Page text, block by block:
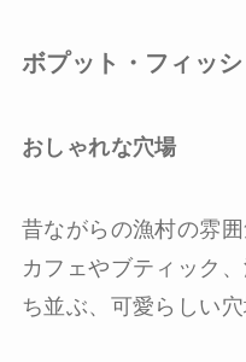
ボプット・フィッ
おしゃれな穴場
昔ながらの漁村の雰
カフェやブティック
ち並ぶ、可愛らしい穴